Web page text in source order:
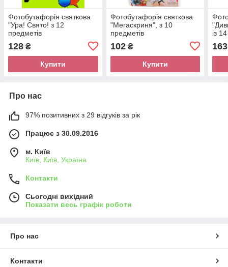
Фотобутафорія святкова
"Ура! Свято! з 12
предметів
128 ₴
Купити
Фотобутафорія святкова
"Мегаскриня", з 10
предметів
102₴
Купити
із
163
Про нас
97% позитивних з 29 відгуків за рік
Працює з 30.09.2016
м. Київ
Київ, Київ, Україна
Контакти
Сьогодні вихідний
Показати весь графік роботи
Про нас
Контакти